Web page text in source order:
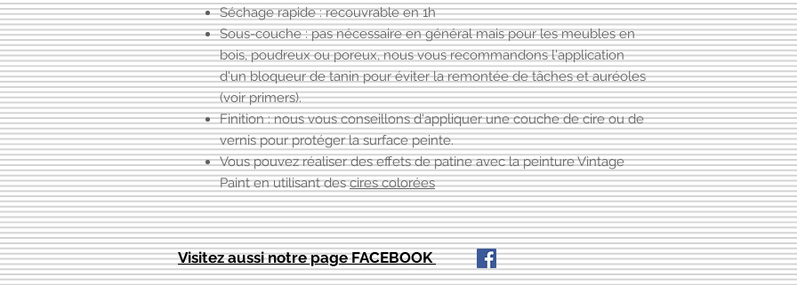
Séchage rapide : recouvrable en 1h
Sous-couche : pas nécessaire en général mais pour les meubles en
bois, poudreux ou poreux, nous vous recommandons l'application
d'unbloqueur de taninpour éviter la remontée de tâches et auréoles
(voir primers).
Finition : nous vous conseillons d'appliquerune couche de cireoude
vernispour protéger la surface peinte.
Vous pouvez réaliser des effets de patine avec la peinture Vintage
Paint en utilisant descires colorées
Visitez aussi notre page FACEBOOK